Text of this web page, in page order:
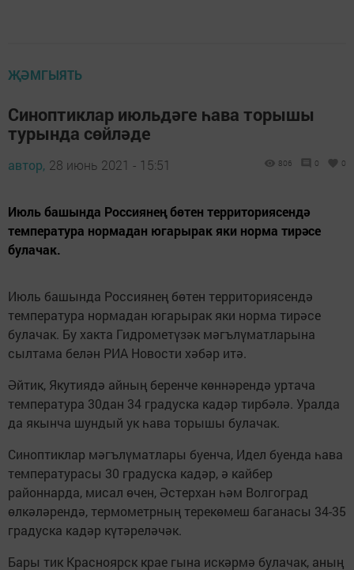
ҖӘМГЫЯТЬ
Синоптиклар июльдәге һава торышы
турында сөйләде
автор, 28 июнь 2021 - 15:51 806 0 0
Июль башында Россиянең бөтен территориясендә
температура нормадан югарырак яки норма тирәсе
булачак.
Июль башында Россиянең бөтен территориясендә
температура нормадан югарырак яки норма тирәсе
булачак. Бу хакта Гидрометүзәк мәгълүматларына
сылтама белән РИА Новости хәбәр итә.
Әйтик, Якутиядә айның беренче көннәрендә уртача
температура 30дан 34 градуска кадәр тирбәлә. Уралда
да якынча шундый ук һава торышы булачак.
Синоптиклар мәгълүматлары буенча, Идел буенда һава
температурасы 30 градуска кадәр, ә кайбер
районнарда, мисал өчен, Әстерхан һәм Волгоград
өлкәләрендә, термометрның терекөмеш баганасы 34-35
градуска кадәр күтәреләчәк.
Бары тик Красноярск крае гына искәрмә булачак, аның